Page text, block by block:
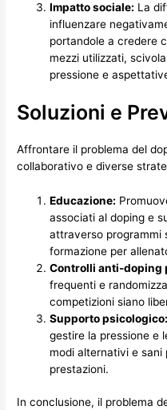
Impatto sociale: La
influenzare
portandole a credere
mezzi utilizzati,
pressione e
Soluzioni e
Affrontare il problema del
collaborativo e diverse
Educazione:
associati al doping e
attraverso programmi
formazione per
Controlli anti-doping
frequenti e
competizioni siano
Supporto psicologico:
gestire la pressione e
modi alternativi e sani
prestazioni.
In conclusione, il problema